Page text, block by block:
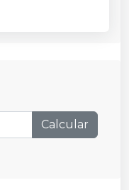
Calcular